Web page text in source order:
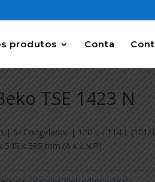
produtos Conta
TSE 1423 N
| S/ Congelador | 120 L / 114 L (101/
x 595 mm (A x L x P)